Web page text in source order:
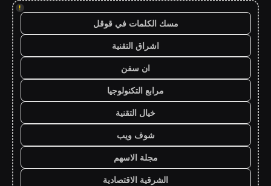
!
مسك الكلمات في قوقل
اشراق التقنية
ان سفن
مرابع التكنولوجيا
خيال التقنية
شوف ويب
مجلة الاسهم
الشرقية الاقتصادية